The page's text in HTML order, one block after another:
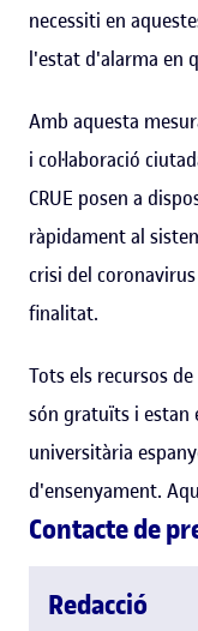
necessiti en
l'estat d'alarma en
Amb aquesta
i col·laboració
CRUE posen a
ràpidament al
crisi del
finalitat.
Tots els recursos
són gratuïts i estan
universitària
d'ensenyament.
Contacte de
Redacció